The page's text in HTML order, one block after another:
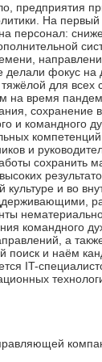
предприятия
На
персонал:
фокус на
для всех
на время
сохранение
и командного
и
сохранить
и во
командного
а
поиск и наём
IT-